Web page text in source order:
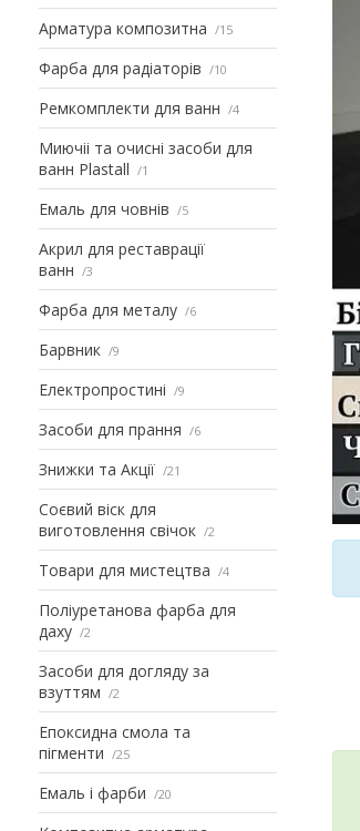
Арматура композитна 15
Фарба для радіаторів 10
Ремкомплекти для ванн 4
Миючіі та очисні засоби для
ванн Plastall
1
Емаль для човнів 5
Акрил для реставрації
ванн
3
Фарба для металу 6
Барвник 9
Електропростині 9
Засоби для прання 6
Знижки та Акції 21
Соєвий віск для
виготовлення свічок
2
Товари для мистецтва 4
Поліуретанова фарба для
даху
2
Засоби для догляду за
взуттям
2
Епоксидна смола та
пігменти
25
Емаль і фарби 20